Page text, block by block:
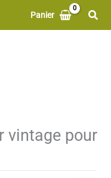
Panier
vintage pour